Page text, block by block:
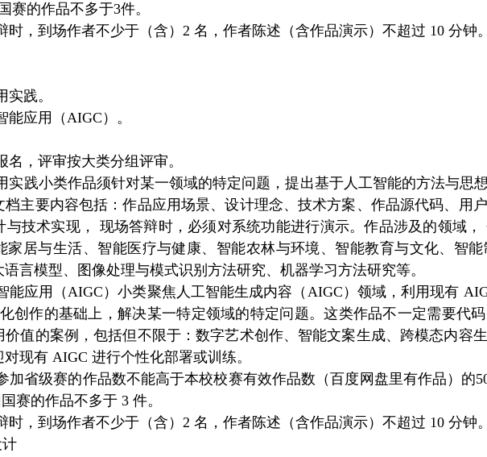
赛的作品不多于3件。
时，到场作者不少于（含）2 名，作者陈述（含作品演示）不超过 10 分钟。
实践。
能应用（AIGC）。
名，评审按大类分组评审。
实践小类作品须针对某一领域的特定问题，提出基于人工智能的方法与思
主要内容包括：作品应用场景、设计理念、技术方案、作品源代码、用
与技术实现， 现场答辩时，必须对系统功能进行演示。作品涉及的领域
家居与生活、智能医疗与健康、智能农林与环境、智能教育与文化、智
言模型、图像处理与模式识别方法研究、机器学习方法研究等。
能应用（AIGC）小类聚焦人工智能生成内容（AIGC）领域，利用现有
创作的基础上，解决某一特定领域的特定问题。这类作品不一定需要代
价值的案例，包括但不限于：数字艺术创作、智能文案生成、跨模态内容
现有 AIGC 进行个性化部署或训练。
加省级赛的作品数不能高于本校校赛有效作品数（百度网盘里有作品）的
赛的作品不多于 3 件。
时，到场作者不少于（含）2 名，作者陈述（含作品演示）不超过 10 分钟。